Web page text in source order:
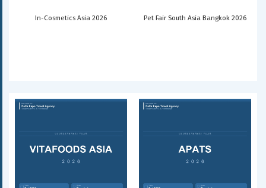
In-Cosmetics Asia 2026 Pet Fair South Asia Bangkok 2026